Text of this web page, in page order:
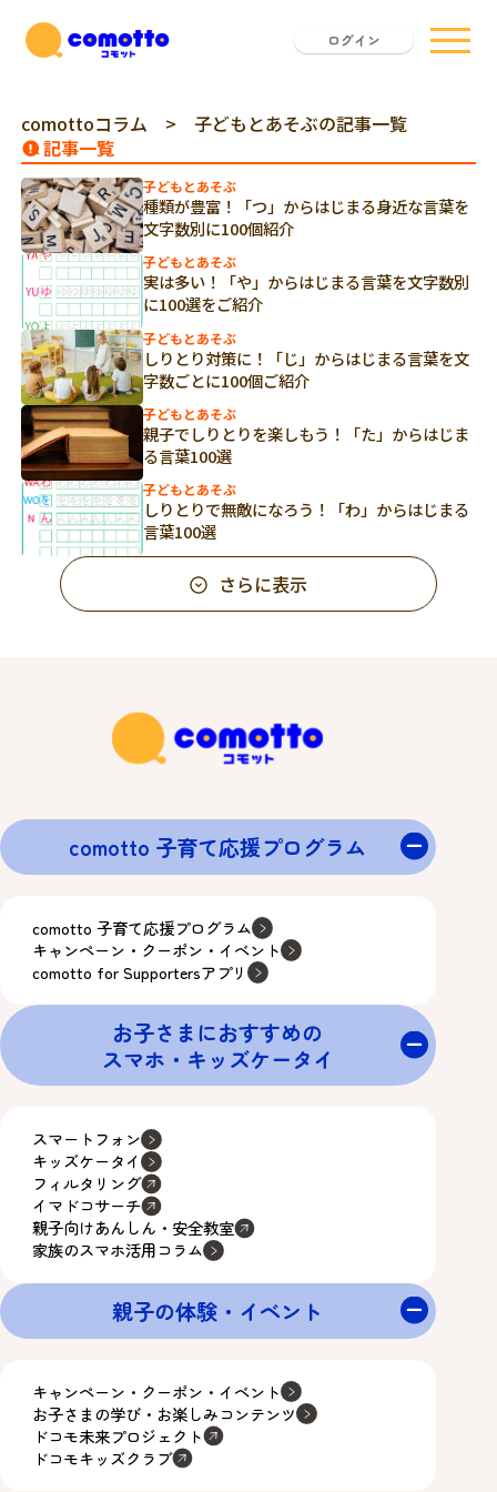
ログイン
comottoコラム > 子どもとあそぶの記事一覧
記事一覧
子どもとあそぶ
種類が豊富！「つ」からはじまる身近な言葉を
文字数別に100個紹介
子どもとあそぶ
実は多い！「や」からはじまる言葉を文字数別
に100選をご紹介
子どもとあそぶ
しりとり対策に！「じ」からはじまる言葉を文
字数ごとに100個ご紹介
子どもとあそぶ
親子でしりとりを楽しもう！「た」からはじま
る言葉100選
子どもとあそぶ
しりとりで無敵になろう！「わ」からはじまる
言葉100選
さらに表示
comotto 子育て応援プログラム
comotto 子育て応援プログラム
キャンペーン・クーポン・イベント
comotto for Supportersアプリ
お子さまにおすすめの
スマホ・キッズケータイ
スマートフォン
キッズケータイ
フィルタリング
イマドコサーチ
親子向けあんしん・安全教室
家族のスマホ活用コラム
親子の体験・イベント
キャンペーン・クーポン・イベント
お子さまの学び・お楽しみコンテンツ
ドコモ未来プロジェクト
ドコモキッズクラブ